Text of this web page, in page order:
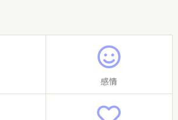
感情